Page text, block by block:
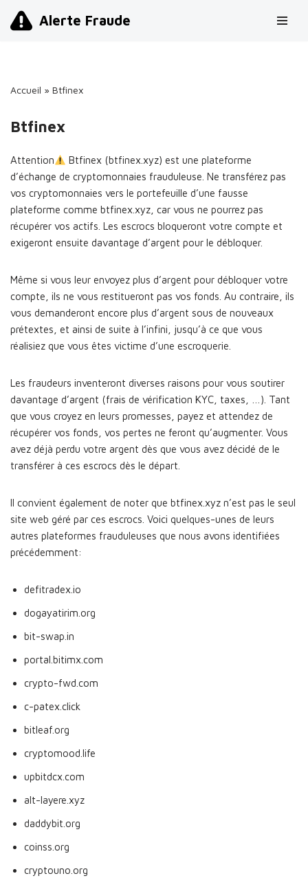
Alerte Fraude
Accueil » Btfinex
Btfinex
Attention
Btfinex (btfinex.xyz) est une plateforme
d’échange de cryptomonnaies frauduleuse. Ne transférez pas
vos cryptomonnaies vers le portefeuille d’une fausse
plateforme comme btfinex.xyz, car vous ne pourrez pas
récupérer vos actifs. Les escrocs bloqueront votre compte et
exigeront ensuite davantage d’argent pour le débloquer.
Même si vous leur envoyez plus d’argent pour débloquer votre
compte, ils ne vous restitueront pas vos fonds. Au contraire, ils
vous demanderont encore plus d’argent sous de nouveaux
prétextes, et ainsi de suite à l’infini, jusqu’à ce que vous
réalisiez que vous êtes victime d’une escroquerie.
Les fraudeurs inventeront diverses raisons pour vous soutirer
davantage d’argent (frais de vérification KYC, taxes, …). Tant
que vous croyez en leurs promesses, payez et attendez de
récupérer vos fonds, vos pertes ne feront qu’augmenter. Vous
avez déjà perdu votre argent dès que vous avez décidé de le
transférer à ces escrocs dès le départ.
Il convient également de noter que btfinex.xyz n’est pas le seul
site web géré par ces escrocs. Voici quelques-unes de leurs
autres plateformes frauduleuses que nous avons identifiées
précédemment:
defitradex.io
dogayatirim.org
bit-swap.in
portal.bitimx.com
crypto-fwd.com
c-patex.click
bitleaf.org
cryptomood.life
upbitdcx.com
alt-layere.xyz
daddybit.org
coinss.org
cryptouno.org